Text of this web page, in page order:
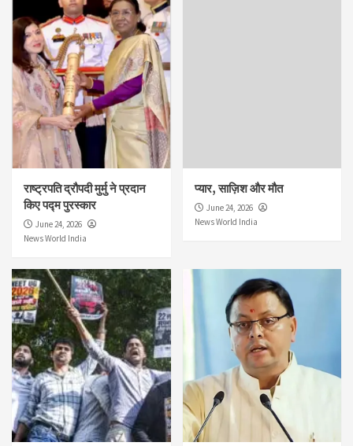
राष्ट्रपति द्रौपदी मुर्मु ने प्रदान
किए पद्म पुरस्कार
June 24, 2026
News World India
प्यार, साज़िश और मौत
June 24, 2026
News World India